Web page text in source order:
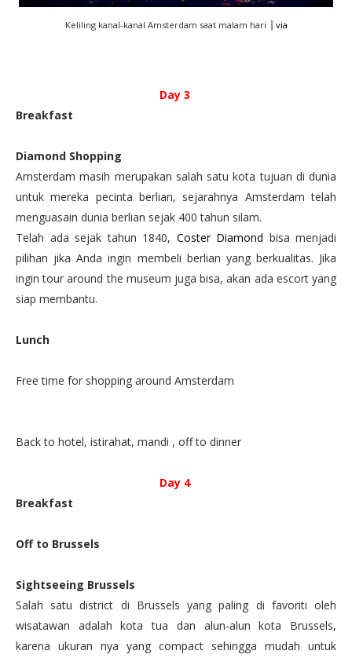
Keliling kanal-kanal Amsterdam saat malam hari ⎟ via
Day 3
Breakfast
Diamond Shopping
Amsterdam masih merupakan salah satu kota tujuan di dunia
untuk mereka pecinta berlian, sejarahnya Amsterdam telah
menguasain dunia berlian sejak 400 tahun silam.
Telah ada sejak tahun 1840, Coster Diamond bisa menjadi
pilihan jika Anda ingin membeli berlian yang berkualitas. Jika
ingin tour around the museum juga bisa, akan ada escort yang
siap membantu.
Lunch
Free time for shopping around Amsterdam
Back to hotel, istirahat, mandi , off to dinner
Day 4
Breakfast
Off to Brussels
Sightseeing Brussels
Salah satu district di Brussels yang paling di favoriti oleh
wisatawan adalah kota tua dan alun-alun kota Brussels,
karena ukuran nya yang compact sehingga mudah untuk